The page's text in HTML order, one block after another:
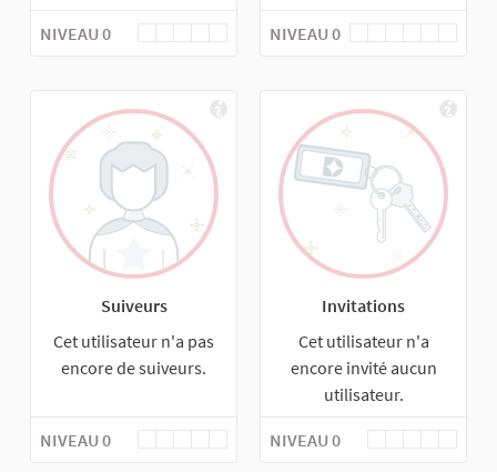
NIVEAU 0 NIVEAU 0
Suiveurs
Cet utilisateur n'a pas
encore de suiveurs.
NIVEAU 0
Invitations
Cet utilisateur n'a
encore invité aucun
utilisateur.
NIVEAU 0